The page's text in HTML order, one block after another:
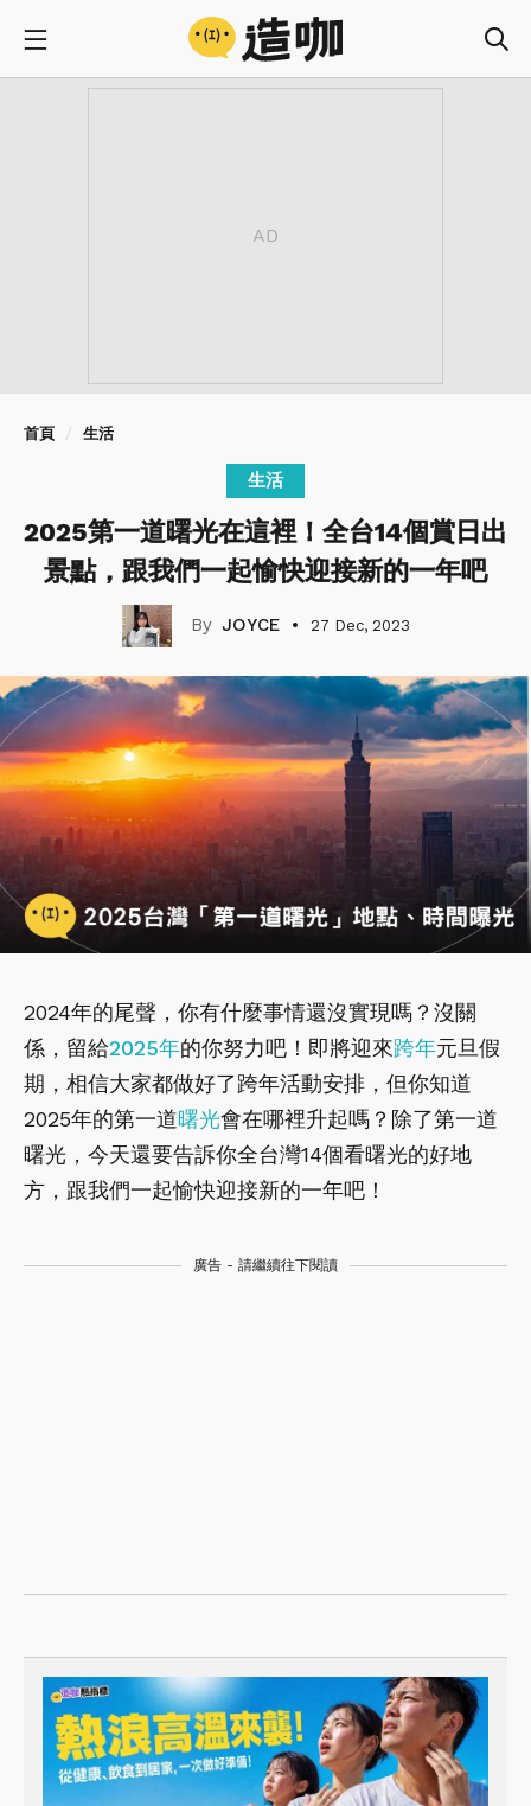
首頁 生活
生活
2025第一道曙光在這裡！全台14個賞日出
景點，跟我們一起愉快迎接新的一年吧
JOYCE 27 Dec, 2023
2024年的尾聲，你有什麼事情還沒實現嗎？沒關
係，留給2025年的你努力吧！即將迎來跨年元旦假
期，相信大家都做好了跨年活動安排，但你知道
2025年的第一道曙光會在哪裡升起嗎？除了第一道
曙光，今天還要告訴你全台灣14個看曙光的好地
方，跟我們一起愉快迎接新的一年吧！
廣告 - 請繼續往下閱讀